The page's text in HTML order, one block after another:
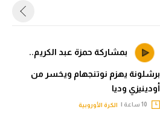
بمشاركة حمزة عبد الكريم..
برشلونة يهزم نوتنجهام ويخسر من
أودينيزي وديا
الكرة الأوروبية